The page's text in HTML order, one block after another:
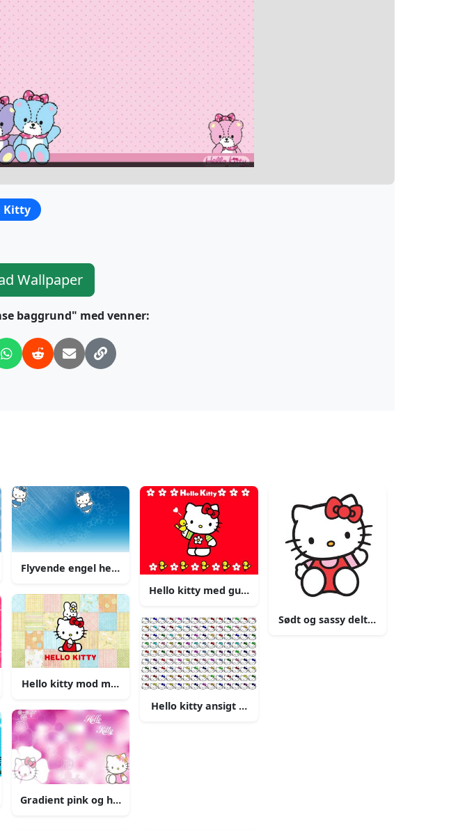
Kitty
Wallpaper
baggrund" med venner:
baggrund
baggrund
kunst baggrund
Flyvende engel hello kitty baggrund
Hello kitty mod mønstre baggrund
Gradient pink og hvid hello kitty baggrund
Hello kitty med gul fugl baggrund
Hello kitty ansigt mønster baggrund
Sødt og sassy deltag i hello kitty i sjov